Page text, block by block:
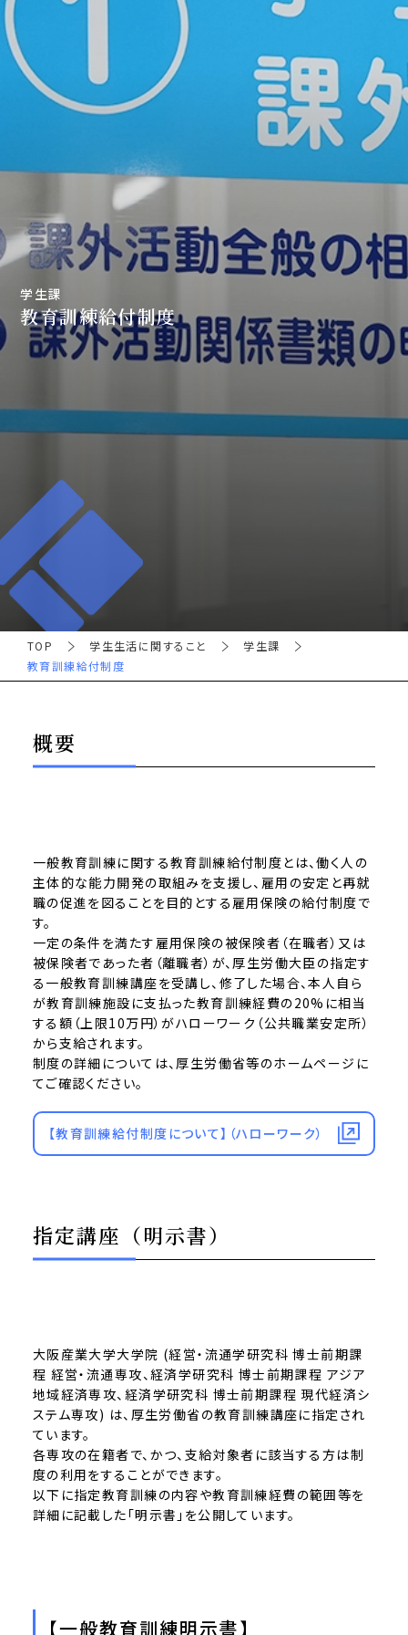
学生課
教育訓練給付制度
TOP 学生生活に関すること
学生課
教育訓練給付制度
概要
一般教育訓練に関する教育訓練給付制度とは、働く人の
主体的な能力開発の取組みを支援し、雇用の安定と再就
職の促進を図ることを目的とする雇用保険の給付制度で
す。
一定の条件を満たす雇用保険の被保険者（在職者）又は
被保険者であった者（離職者）が、厚生労働大臣の指定す
る一般教育訓練講座を受講し、修了した場合、本人自ら
が教育訓練施設に支払った教育訓練経費の20%に相当
する額（上限10万円）がハローワーク（公共職業安定所）
から支給されます。
制度の詳細については、厚生労働省等のホームページに
てご確認ください。
【教育訓練給付制度について】（ハローワーク）
指定講座（明示書）
大阪産業大学大学院 (経営・流通学研究科 博士前期課
程 経営・流通専攻、経済学研究科 博士前期課程 アジア
地域経済専攻、経済学研究科 博士前期課程 現代経済シ
ステム専攻) は、厚生労働省の教育訓練講座に指定され
ています。
各専攻の在籍者で、かつ、支給対象者に該当する方は制
度の利用をすることができます。
以下に指定教育訓練の内容や教育訓練経費の範囲等を
詳細に記載した「明示書」を公開しています。
【一般教育訓練明示書】